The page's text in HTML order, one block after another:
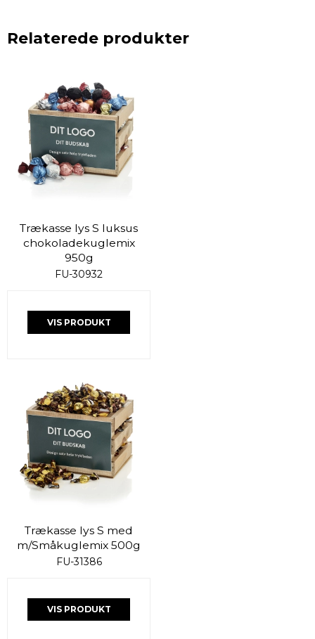
Relaterede produkter
Trækasse lys S luksus
chokoladekuglemix
950g
FU-30932
VIS PRODUKT
Trækasse lys S med
m/Småkuglemix 500g
FU-31386
VIS PRODUKT